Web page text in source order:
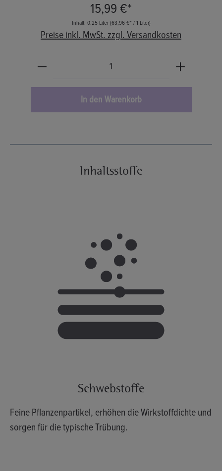
15,99 €*
Inhalt: 0.25 Liter (63,96 €* / 1 Liter)
Preise inkl. MwSt. zzgl. Versandkosten
Produkt Anzahl: Gib den gewünschten Wert
In den Warenkorb
Inhaltsstoffe
Schwebstoffe
Feine Pflanzenpartikel, erhöhen die Wirkstoffdichte und
sorgen für die typische Trübung.